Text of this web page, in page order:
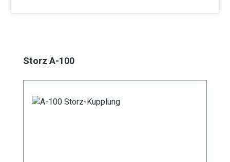
Produktgalerie überspringen
Storz A-100